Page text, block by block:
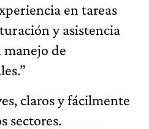
en tareas
y asistencia
de
claros y fácilmente
sectores.